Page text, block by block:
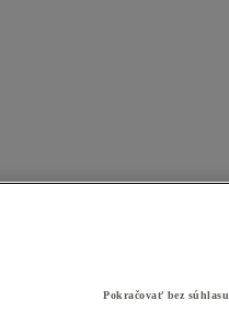
Pokračovať bez súhlasu